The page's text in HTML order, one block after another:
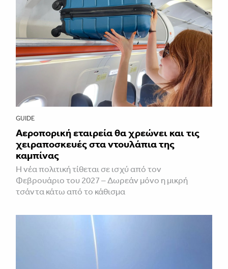
GUIDE
Αεροπορική εταιρεία θα χρεώνει και τις
χειραποσκευές στα ντουλάπια της
καμπίνας
Η νέα πολιτική τίθεται σε ισχύ από τον
Φεβρουάριο του 2027 – Δωρεάν μόνο η μικρή
τσάντα κάτω από το κάθισμα